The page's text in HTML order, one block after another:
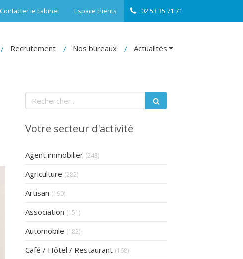
02 53 35 71 71
Espace clients
Contacter le cabinet
Recrutement Nos bureaux Actualités
Rechercher
Votre secteur d'activité
Agent immobilier (243)Articles Count
Agriculture (282)Articles Count
Artisan (190)Articles Count
Association (151)Articles Count
Automobile (182)Articles Count
Café / Hôtel / Restaurant (168)Articles Count